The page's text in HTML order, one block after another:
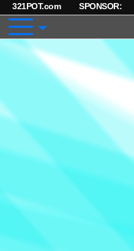
321POT.com SPONSOR: